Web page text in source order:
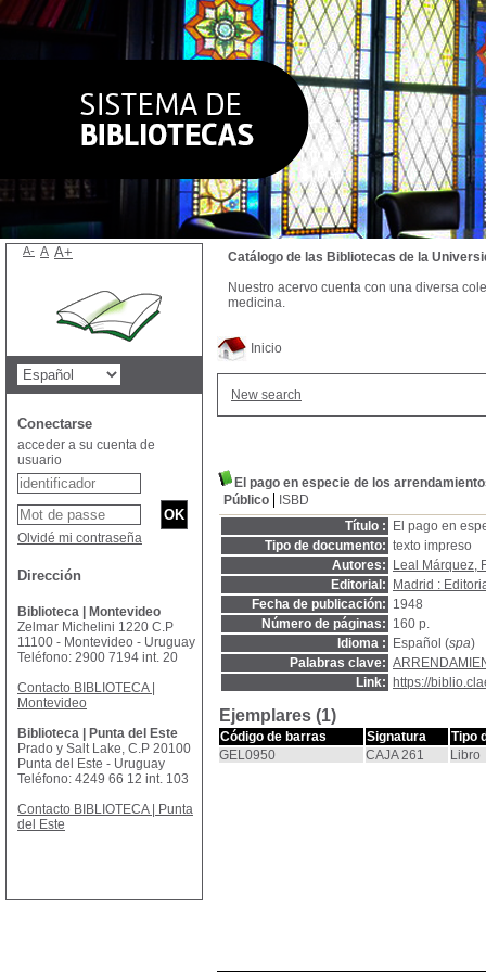
Inicio
New search
El pago en especie de los
Público
ISBD
Título :
El pago en
Tipo de documento: texto impreso
Autores:
Leal Márquez,
Editorial:
Madrid :
Fecha de publicación: 1948
Número de páginas: 160 p.
Idioma :
Español (spa)
Palabras clave:
Link:
https://
Ejemplares (1)
Código de barras Signatura
Tipo
GEL0950
CAJA 261 Libro
Catálogo de las Bibliotecas de la
Nuestro acervo cuenta con una diversa
medicina.
A- A A+
Conectarse
acceder a su cuenta de
usuario
Olvidé mi contraseña
Dirección
Biblioteca | Montevideo
Zelmar Michelini 1220 C.P
11100 - Montevideo - Uruguay
Teléfono: 2900 7194 int. 20
Contacto BIBLIOTECA |
Montevideo
Biblioteca | Punta del Este
Prado y Salt Lake, C.P 20100
Punta del Este - Uruguay
Teléfono: 4249 66 12 int. 103
Contacto BIBLIOTECA | Punta
del Este